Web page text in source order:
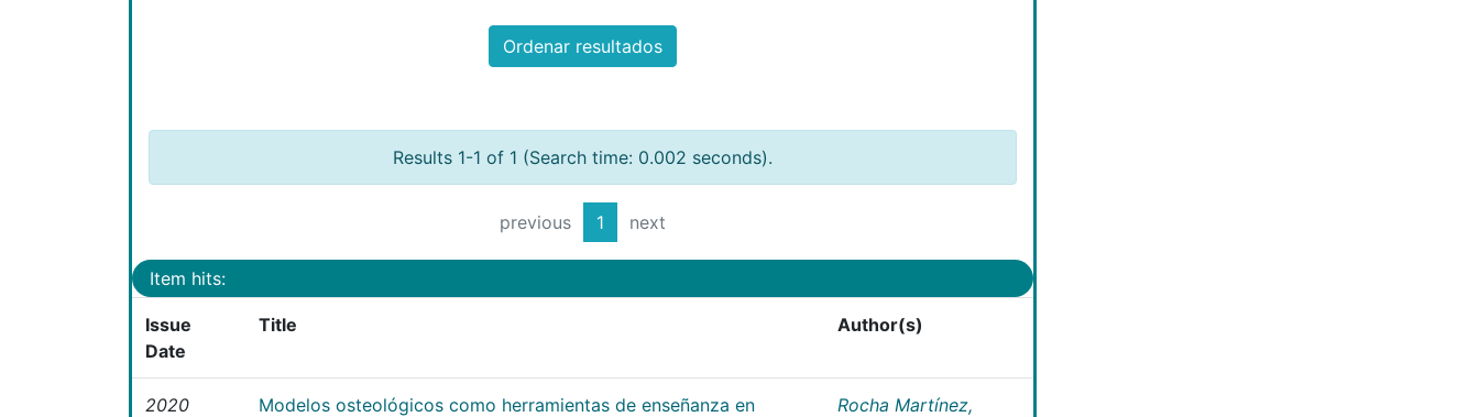
Ordenar resultados
Results 1-1 of 1 (Search time: 0.002 seconds).
previous 1 next
Item hits:
Issue
Date
Title Author(s)
2020
Modelos osteológicos como herramientas de enseñanza en
Rocha Martínez,